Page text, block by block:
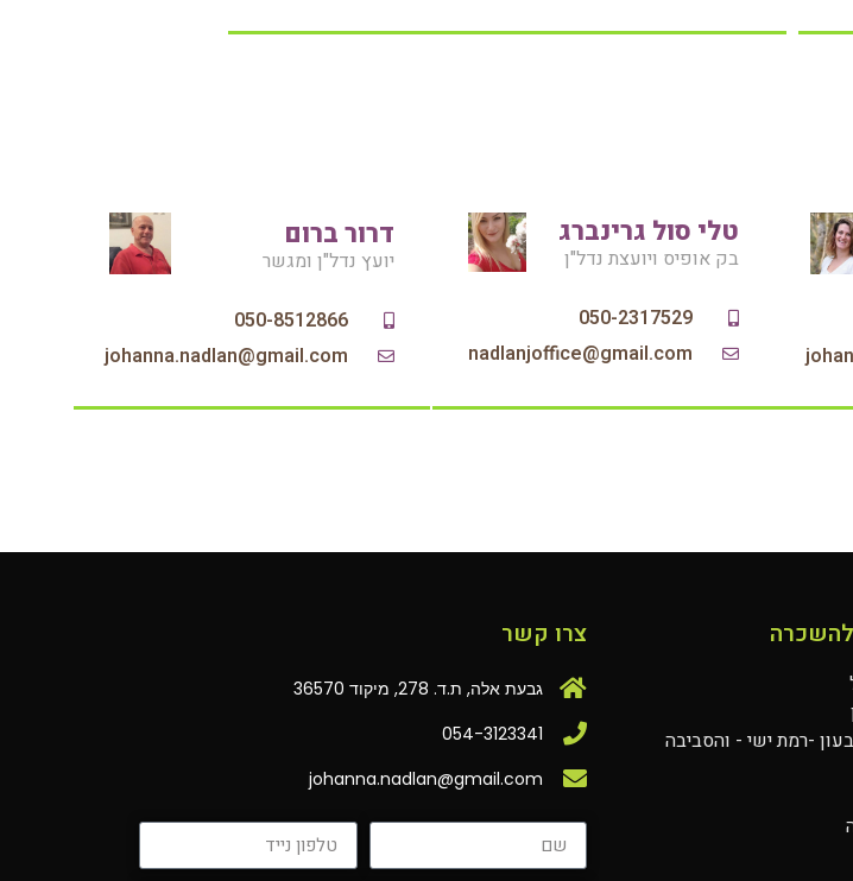
טלי סול גרינברג
בק אופיס ויועצת נדל"ן
‏‪050-2317529‬‏
nadlanjoffice@gmail.com
דרור ברום
יועץ נדל"ן ומגשר
050-8512866
johanna.nadlan@gmail.com‏
-רמת ישי - והסביבה
צרו קשר
גבעת אלה, ת.ד. 278, מיקוד 36570
054-3123341
johanna.nadlan@gmail.com‏